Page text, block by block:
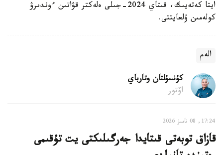
ايتا كەتەيىك، قىتاي 2024-جىلى ەلەكتر قۋاتىن ءوندىرۋ
كولەمىن ۇلعايتتى.
الەم
كۇنسۇلتان وتارباي
اۆتور
17:24, 08 تامىز 2026
قازاق توبەتى قىتايدا جەرگىلىكتى يت تۇقىمى